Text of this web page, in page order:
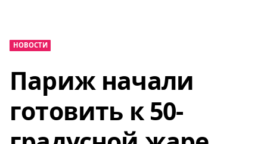
НОВОСТИ
Париж начали
готовить к 50-